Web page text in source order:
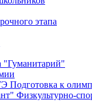
этапа
"Гуманитарий"
Подготовка к
Физкультурно-